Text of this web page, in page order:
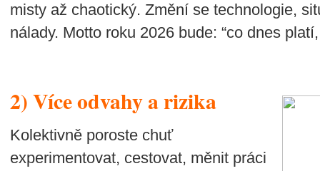
misty až chaotický. Změní se technologie,
nálady. Motto roku 2026 bude: “co dnes
2) Více odvahy a rizika
Kolektivně poroste chuť
experimentovat, cestovat, měnit práci